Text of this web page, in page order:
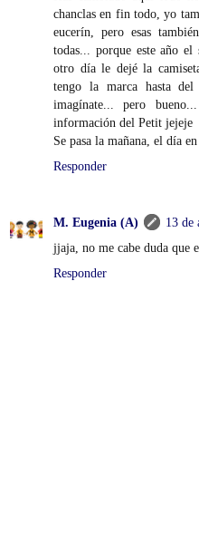
chanclas en fin todo, yo
eucerín, pero esas
todas... porque este año
otro día le dejé la
tengo la marca hasta
imagínate... pero
información del Petit jejeje
Se pasa la mañana, el día en
Responder
M. Eugenia (A)
13 de
jjaja, no me cabe duda que
Responder